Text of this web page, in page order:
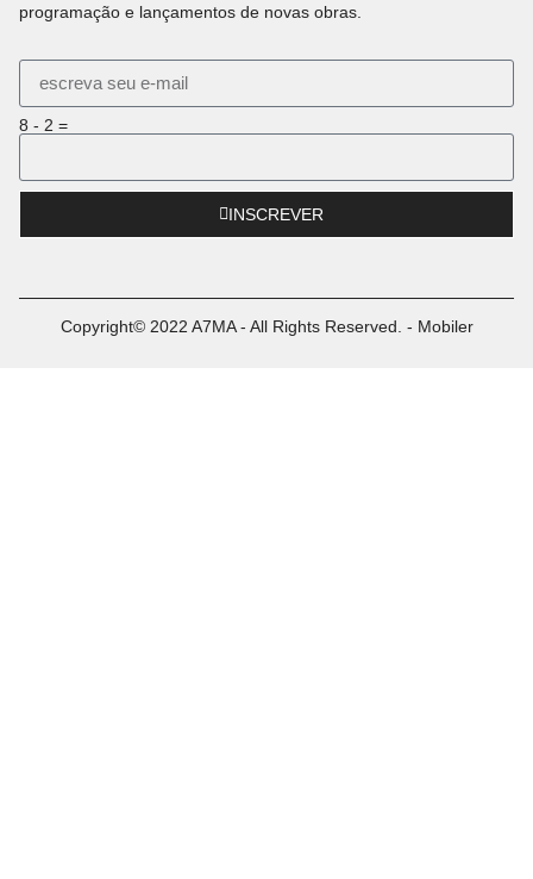
programação e lançamentos de novas obras.
8 - 2 =
INSCREVER
Copyright© 2022 A7MA - All Rights Reserved. - Mobiler